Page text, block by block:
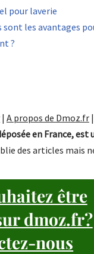
pour laverie
sont les avantages
?
| A propos de Dmoz.fr |
en France,
des articles mais
être
dmoz.fr?
nous